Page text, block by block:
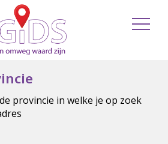
provincie in welke je op zoek